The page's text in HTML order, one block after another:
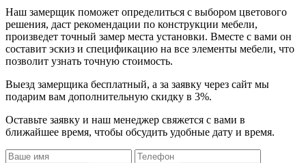
Наш замерщик поможет определиться с выбором цветового
решения, даст рекомендации по конструкции мебели,
произведет точный замер места установки. Вместе с вами он
составит эскиз и спецификацию на все элементы мебели, что
позволит узнать точную стоимость.
Выезд замерщика бесплатный, а за заявку через сайт мы
подарим вам дополнительную скидку в 3%.
Оставьте заявку и наш менеджер свяжется с вами в
ближайшее время, чтобы обсудить удобные дату и время.